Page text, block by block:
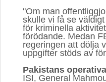
"Om man
skulle vi få se
för kriminella
förödande. Medan
regeringen att dölja
uppgifter stöds av
Pakistans
ISI, General